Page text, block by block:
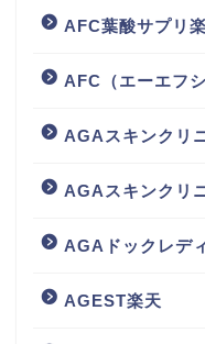
AFC葉酸サプリ
AFC（エーエフ
AGAスキンクリ
AGAスキンクリ
AGAドックレデ
AGEST楽天